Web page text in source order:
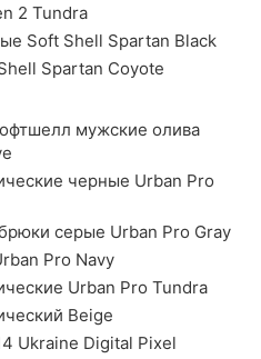
2 Tundra
Soft Shell Spartan Black
Spartan Coyote
мужские олива
черные Urban Pro
серые Urban Pro Gray
Pro Navy
Urban Pro Tundra
Beige
Ukraine Digital Pixel